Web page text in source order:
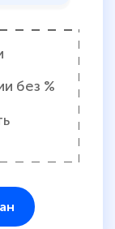
без %